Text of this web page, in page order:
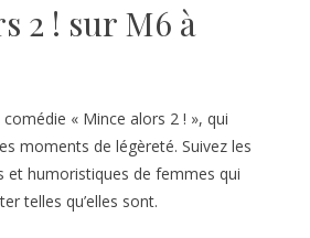
2 ! sur M6 à
« Mince alors 2 ! », qui
moments de légèreté. Suivez les
et humoristiques de femmes qui
telles qu’elles sont.